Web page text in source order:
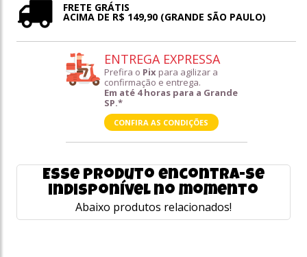
FRETE GRÁTIS
ACIMA DE R$ 149,90 (GRANDE SÃO PAULO)
ENTREGA EXPRESSA
Prefira o Pix para agilizar a
confirmação e entrega.
Em até 4 horas para a Grande
SP.*
CONFIRA AS CONDIÇÕES
Esse produto encontra-se
indisponível no momento
Abaixo produtos relacionados!